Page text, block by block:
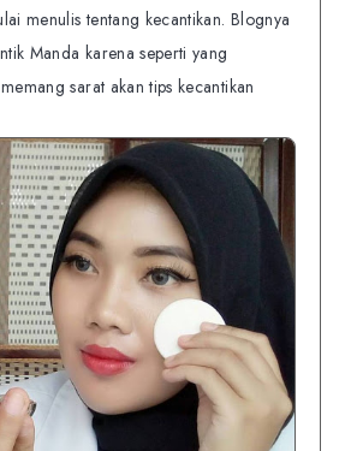
menulis tentang kecantikan. Blognya
Manda karena seperti yang
sarat akan tips kecantikan